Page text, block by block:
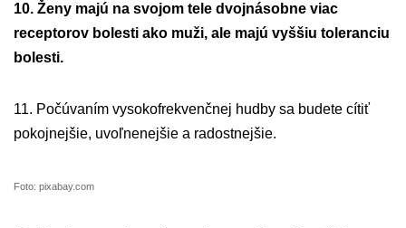
10. Ženy majú na svojom tele dvojnásobne viac
receptorov bolesti ako muži, ale majú vyššiu toleranciu
bolesti.
11. Počúvaním vysokofrekvenčnej hudby sa budete cítiť
pokojnejšie, uvoľnenejšie a radostnejšie.
Foto: pixabay.com